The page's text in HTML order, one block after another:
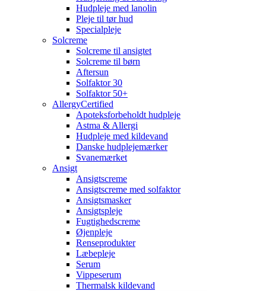
Hudpleje med lanolin
Pleje til tør hud
Specialpleje
Solcreme
Solcreme til ansigtet
Solcreme til børn
Aftersun
Solfaktor 30
Solfaktor 50+
AllergyCertified
Apoteksforbeholdt hudpleje
Astma & Allergi
Hudpleje med kildevand
Danske hudplejemærker
Svanemærket
Ansigt
Ansigtscreme
Ansigtscreme med solfaktor
Ansigtsmasker
Ansigtspleje
Fugtighedscreme
Øjenpleje
Renseprodukter
Læbepleje
Serum
Vippeserum
Thermalsk kildevand